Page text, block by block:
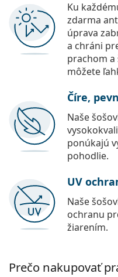
Ku
zdarma
úprava
a chráni
prachom
môžete
Číre,
Naše
ponúkajú
pohodlie.
UV
Naše
ochranu
žiarením.
Prečo nakupovať